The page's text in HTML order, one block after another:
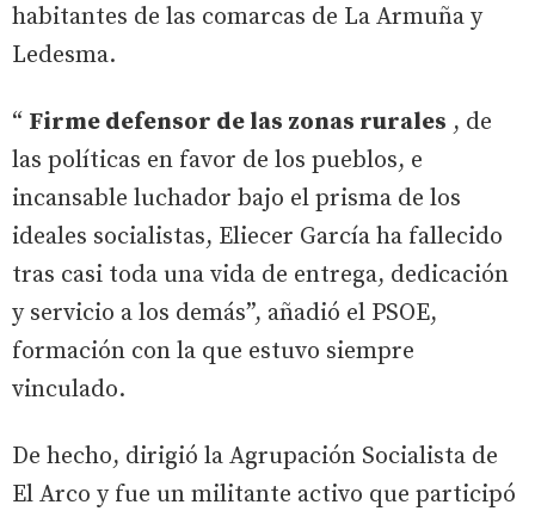
habitantes de las comarcas de La Armuña y
Ledesma.
“ Firme defensor de las zonas rurales , de
las políticas en favor de los pueblos, e
incansable luchador bajo el prisma de los
ideales socialistas, Eliecer García ha fallecido
tras casi toda una vida de entrega, dedicación
y servicio a los demás”, añadió el PSOE,
formación con la que estuvo siempre
vinculado.
De hecho, dirigió la Agrupación Socialista de
El Arco y fue un militante activo que participó